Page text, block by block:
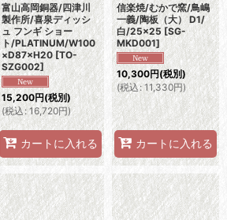
富山高岡銅器/四津川
製作所/喜泉ディッシ
ュ フンギ ショー
ト/PLATINUM/W100
×D87×H20 [TO-
SZG002]
15,200円(税別)
(税込 : 16,720円)
カートに入れる
信楽焼/むかで窯/鳥嶋
一義/陶板（大） D1/
白/25×25 [SG-
MKD001]
10,300円(税別)
(税込: 11,330円)
カートに入れる